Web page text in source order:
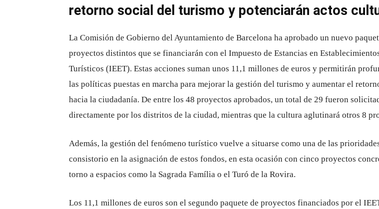
retorno social del turismo y potenciarán actos
La Comisión de Gobierno del Ayuntamiento de Barcelona ha aprobado un nuevo
proyectos distintos que se financiarán con el Impuesto de Estancias en
Turísticos (IEET). Estas acciones suman unos 11,1 millones de euros y permitirán
las políticas puestas en marcha para mejorar la gestión del turismo y aumentar el
hacia la ciudadanía. De entre los 48 proyectos aprobados, un total de 29 fueron
directamente por los distritos de la ciudad, mientras que la cultura aglutinará otros 8
Además, la gestión del fenómeno turístico vuelve a situarse como una de las
consistorio en la asignación de estos fondos, en esta ocasión con cinco proyectos
torno a espacios como la Sagrada Família o el Turó de la Rovira.
Los 11,1 millones de euros son el segundo paquete de proyectos financiados por el